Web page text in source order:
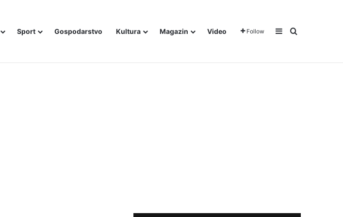
Sport Gospodarstvo Kultura Magazin Video Follow Sidebar
Traži